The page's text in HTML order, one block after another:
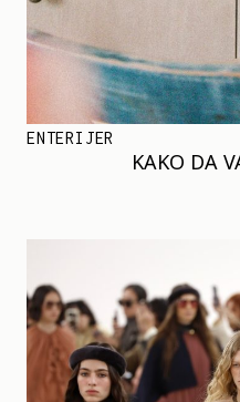
ENTERIJER
KAKO DA